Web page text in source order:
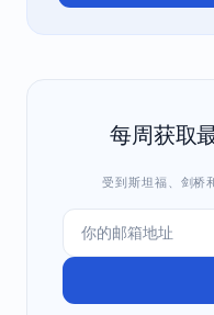
每周获取
受到斯坦福、剑桥